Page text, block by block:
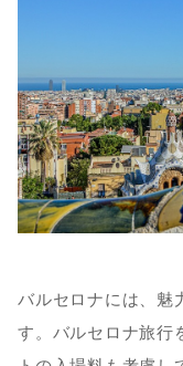
バルセロナには、魅
す。バルセロナ旅行